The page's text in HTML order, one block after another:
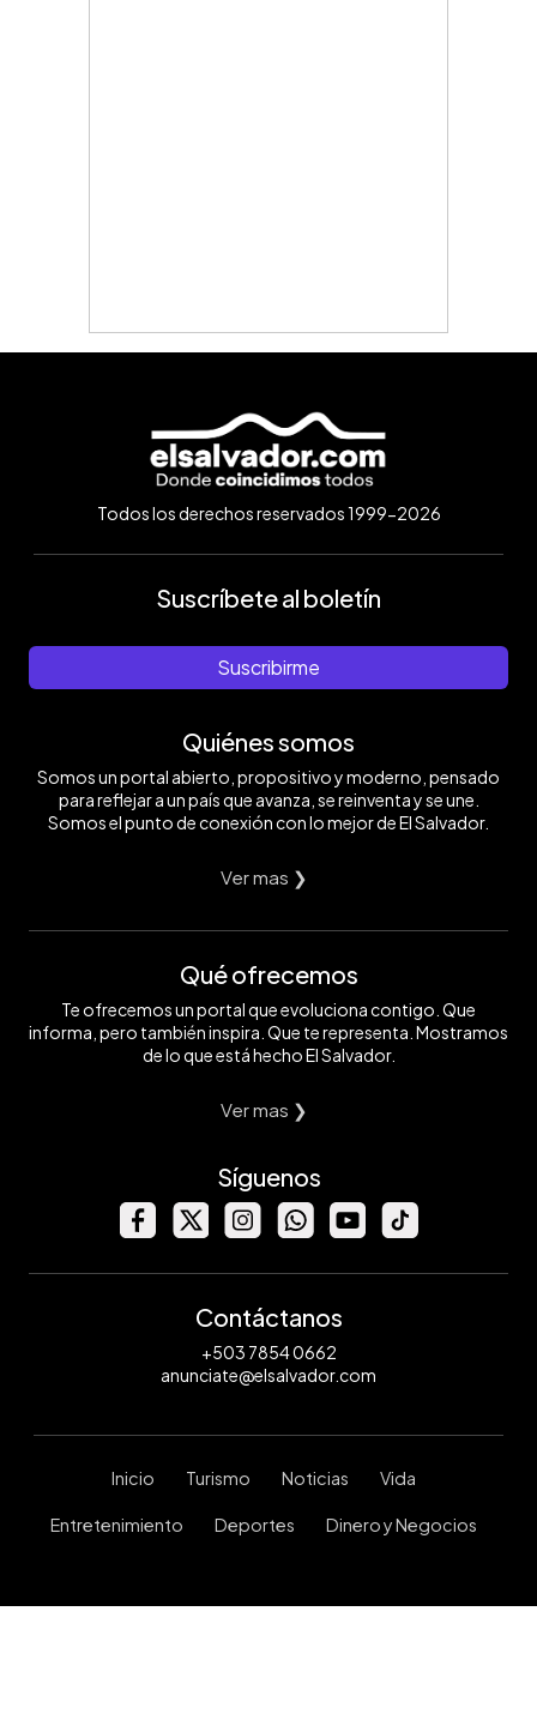
Todos los derechos reservados 1999-2026
Suscríbete al boletín
Suscribirme
Quiénes somos
Somos un portal abierto, propositivo y moderno, pensado
para reflejar a un país que avanza, se reinventa y se une.
Somos el punto de conexión con lo mejor de El Salvador.
Ver mas ❯
Qué ofrecemos
Te ofrecemos un portal que evoluciona contigo. Que
informa, pero también inspira. Que te representa. Mostramos
de lo que está hecho El Salvador.
Ver mas ❯
Síguenos
Contáctanos
+503 7854 0662
anunciate@elsalvador.com
Inicio Turismo Noticias Vida
Entretenimiento Deportes Dinero y Negocios